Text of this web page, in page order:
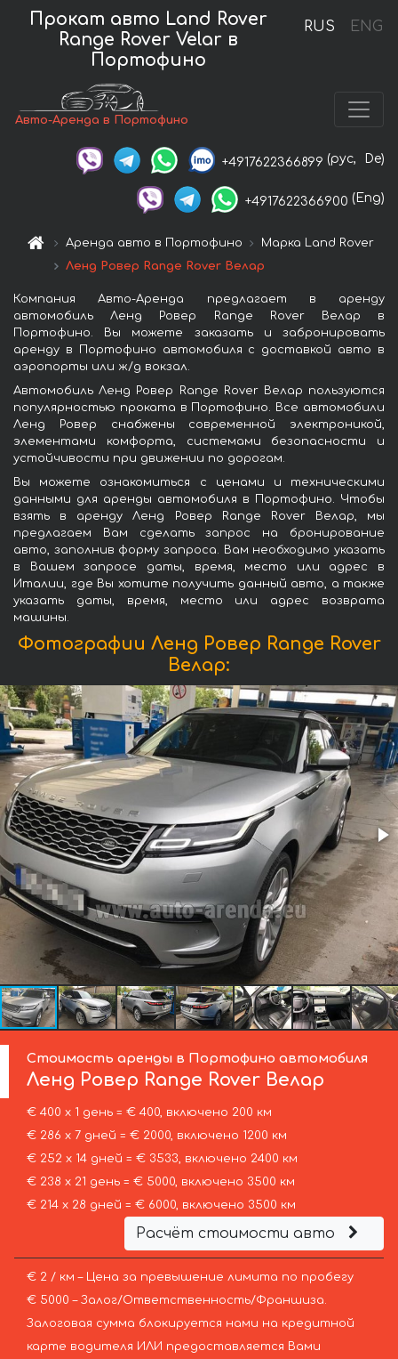
RUS ENG
Прокат авто Land Rover
Range Rover Velar в
Портофино
Авто-Аренда в Портофино
+4917622366899 (рус, De)
+4917622366900 (Eng)
Аренда авто в Портофино
Марка Land Rover
Ленд Ровер Range Rover Велар
Компания Авто-Аренда предлагает в аренду
автомобиль Ленд Ровер Range Rover Велар в
Портофино. Вы можете заказать и забронировать
аренду в Портофино автомобиля с доставкой авто в
аэропорты или ж/д вокзал.
Автомобиль Ленд Ровер Range Rover Велар пользуются
популярностью проката в Портофино. Все автомобили
Ленд Ровер снабжены современной электроникой,
элементами комфорта, системами безопасности и
устойчивости при движении по дорогам.
Вы можете ознакомиться с ценами и техническими
данными для аренды автомобиля в Портофино. Чтобы
взять в аренду Ленд Ровер Range Rover Велар, мы
предлагаем Вам сделать запрос на бронирование
авто, заполнив форму запроса. Вам необходимо указать
в Вашем запросе даты, время, место или адрес в
Италии, где Вы хотите получить данный авто, а также
указать даты, время, место или адрес возврата
машины.
Фотографии Ленд Ровер Range Rover
Велар:
Стоимость аренды в Портофино автомобиля
Ленд Ровер Range Rover Велар
€ 400 х 1 день = € 400, включено 200 км
€ 286 х 7 дней = € 2000, включено 1200 км
€ 252 х 14 дней = € 3533, включено 2400 км
€ 238 х 21 день = € 5000, включено 3500 км
€ 214 х 28 дней = € 6000, включено 3500 км
Расчёт стоимости авто
€ 2 / км – Цена за превышение лимита по пробегу
€ 5000 – Залог/Ответственность/Франшиза.
Залоговая сумма блокируется нами на кредитной
карте водителя ИЛИ предоставляется Вами